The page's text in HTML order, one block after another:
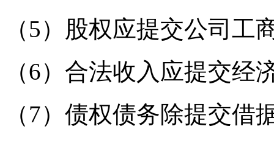
（5）股权应提交公司工
（6）合法收入应提交经
（7）债权债务除提交